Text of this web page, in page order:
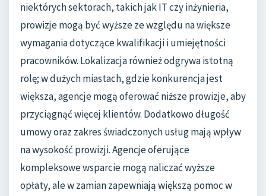
niektórych sektorach, takich jak IT czy inżynieria,
prowizje mogą być wyższe ze względu na większe
wymagania dotyczące kwalifikacji i umiejętności
pracowników. Lokalizacja również odgrywa istotną
rolę; w dużych miastach, gdzie konkurencja jest
większa, agencje mogą oferować niższe prowizje, aby
przyciągnąć więcej klientów. Dodatkowo długość
umowy oraz zakres świadczonych usług mają wpływ
na wysokość prowizji. Agencje oferujące
kompleksowe wsparcie mogą naliczać wyższe
opłaty, ale w zamian zapewniają większą pomoc w